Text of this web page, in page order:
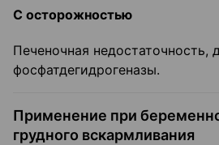
С осторожностью
Печеночная недостаточность,
фосфатдегидрогеназы.
Применение при
грудного вскармливания